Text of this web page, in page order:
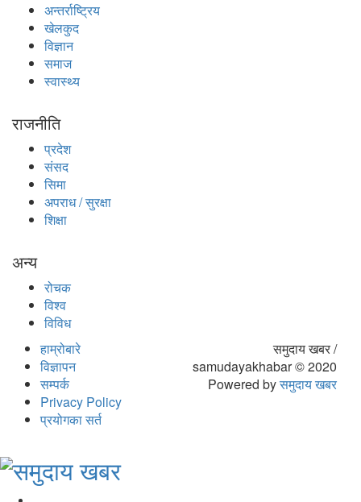
अन्तर्राष्ट्रिय
खेलकुद
विज्ञान
समाज
स्वास्थ्य
राजनीति
प्रदेश
संसद
सिमा
अपराध / सुरक्षा
शिक्षा
अन्य
रोचक
विश्व
विविध
हाम्रोबारे
विज्ञापन
सम्पर्क
Privacy Policy
प्रयोगका सर्त
समुदाय खबर /
samudayakhabar © 2020
Powered byसमुदाय खबर